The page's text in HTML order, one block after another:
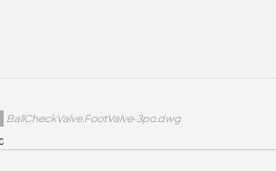
BallCheckValve.FootValve-3po.dwg